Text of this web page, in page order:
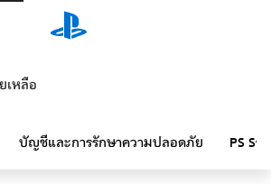
เหลือ
บัญชีและการรักษาความปลอดภัย PS